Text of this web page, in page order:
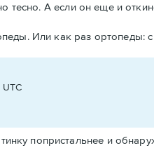
тесно. А если он еще и
Или как раз ортопеды:
попристальнее и